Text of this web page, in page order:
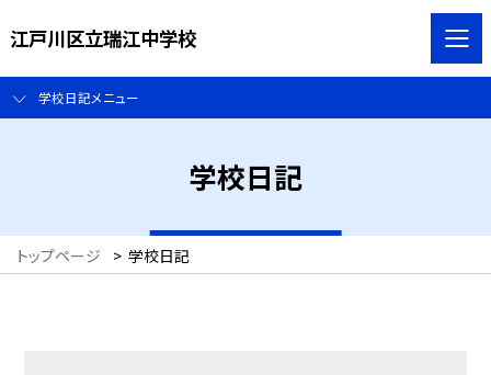
江戸川区立瑞江中学校
学校日記メニュー
学校日記
トップページ > 学校日記